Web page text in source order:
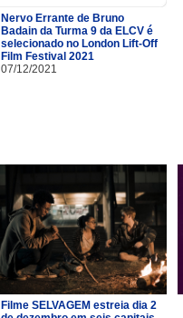
Nervo Errante de Bruno
Badain da Turma 9 da ELCV é
selecionado no London Lift-Off
Film Festival 2021
07/12/2021
Filme SELVAGEM estreia dia 2